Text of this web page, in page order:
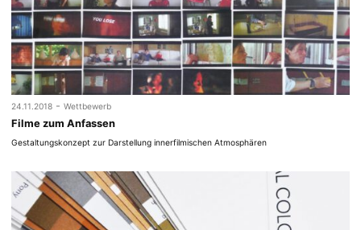
24.11.2018 - Wettbewerb
Filme zum Anfassen
Gestaltungskonzept zur Darstellung innerfilmischen Atmosphären